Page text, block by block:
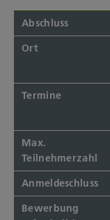
Abschluss
Ort
Termine
Max.
Teilnehmerzahl
Anmeldeschluss
Bewerbung